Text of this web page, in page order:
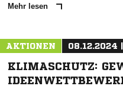
Mehr lesen
AKTIONEN 08.12.2024
KLIMASCHUTZ: